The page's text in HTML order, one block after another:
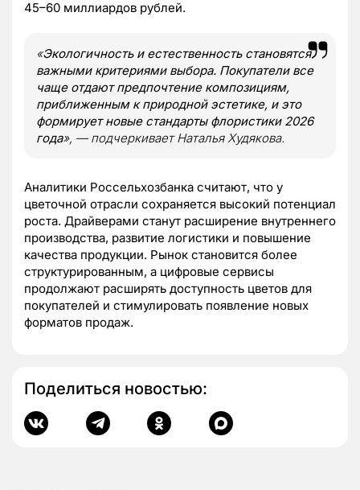
45–60 миллиардов рублей.
«Экологичность и естественность становятся
важными критериями выбора. Покупатели все
чаще отдают предпочтение композициям,
приближенным к природной эстетике, и это
формирует новые стандарты флористики 2026
года», — подчеркивает Наталья Худякова.
Аналитики Россельхозбанка считают, что у
цветочной отрасли сохраняется высокий потенциал
роста. Драйверами станут расширение внутреннего
производства, развитие логистики и повышение
качества продукции. Рынок становится более
структурированным, а цифровые сервисы
продолжают расширять доступность цветов для
покупателей и стимулировать появление новых
форматов продаж.
Поделиться новостью: